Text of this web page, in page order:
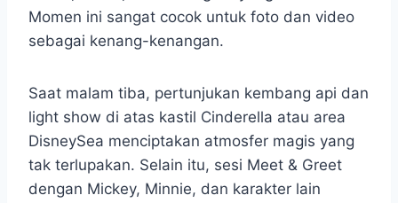
Momen ini sangat cocok untuk foto dan video
sebagai kenang-kenangan.
Saat malam tiba, pertunjukan kembang api dan
light show di atas kastil Cinderella atau area
DisneySea menciptakan atmosfer magis yang
tak terlupakan. Selain itu, sesi Meet & Greet
dengan Mickey, Minnie, dan karakter lain